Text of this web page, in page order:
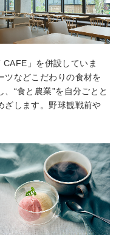
」を併設していま
ツなどこだわりの食材を
“食と農業”を自分ごとと
ざします。野球観戦前や